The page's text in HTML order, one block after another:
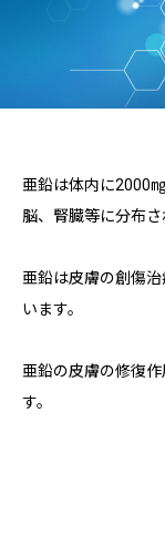
亜鉛は体内に2000
脳、腎臓等に分布さ
亜鉛は皮膚の創傷
います。
亜鉛の皮膚の修復
す。